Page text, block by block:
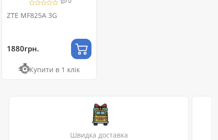
ZTE MF825A 3G
1880грн.
Купити в 1 клік
Швидка доставка